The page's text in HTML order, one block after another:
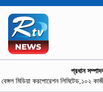
প্রধান
বেঙ্গল মিডিয়া করপোরেশন লিমিটেড,১০২